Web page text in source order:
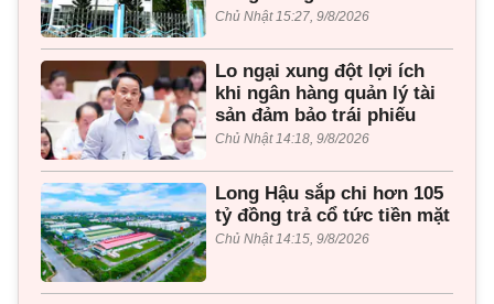
Chủ Nhật 15:27, 9/8/2026
Lo ngại xung đột lợi ích
khi ngân hàng quản lý tài
sản đảm bảo trái phiếu
Chủ Nhật 14:18, 9/8/2026
Long Hậu sắp chi hơn 105
tỷ đồng trả cổ tức tiền mặt
Chủ Nhật 14:15, 9/8/2026